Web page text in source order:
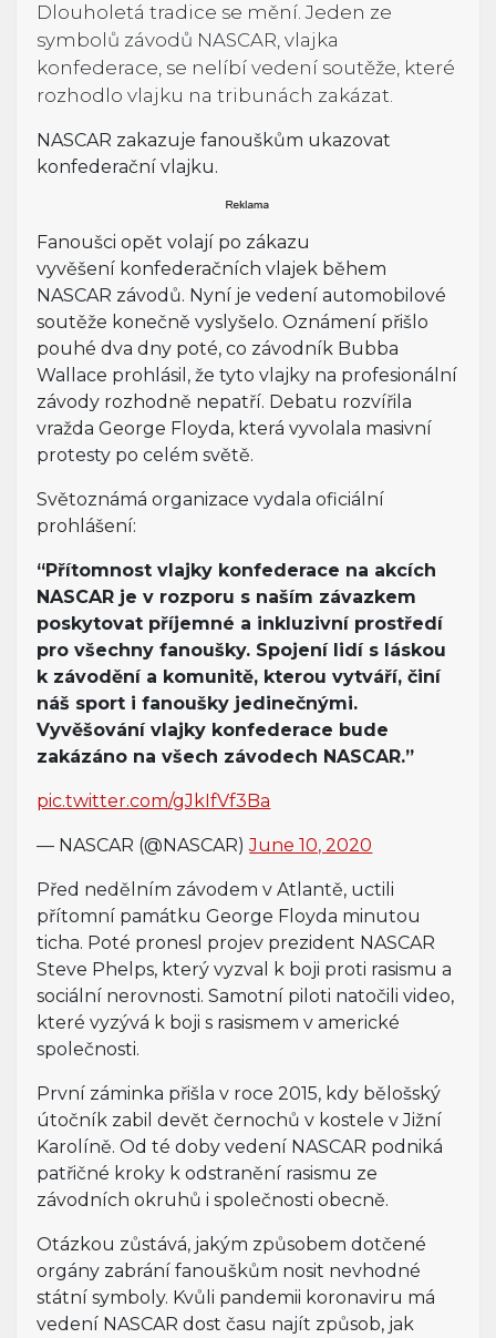
Dlouholetá tradice se mění. Jeden ze
symbolů závodů NASCAR, vlajka
konfederace, se nelíbí vedení soutěže, které
rozhodlo vlajku na tribunách zakázat.
NASCAR zakazuje fanouškům ukazovat
konfederační vlajku.
Fanoušci opět volají po zákazu
vyvěšení konfederačních vlajek během
NASCAR závodů. Nyní je vedení automobilové
soutěže konečně vyslyšelo. Oznámení přišlo
pouhé dva dny poté, co závodník Bubba
Wallace prohlásil, že tyto vlajky na profesionální
závody rozhodně nepatří. Debatu rozvířila
vražda George Floyda, která vyvolala masivní
protesty po celém světě.
Světoznámá organizace vydala oficiální
prohlášení:
“Přítomnost vlajky konfederace na akcích
NASCAR je v rozporu s naším závazkem
poskytovat příjemné a inkluzivní prostředí
pro všechny fanoušky. Spojení lidí s láskou
k závodění a komunitě, kterou vytváří, činí
náš sport i fanoušky jedinečnými.
Vyvěšování vlajky konfederace bude
zakázáno na všech závodech NASCAR.”
pic.twitter.com/gJkIfVf3Ba
— NASCAR (@NASCAR)June 10, 2020
Před nedělním závodem v Atlantě, uctili
přítomní památku George Floyda minutou
ticha. Poté pronesl projev prezident NASCAR
Steve Phelps, který vyzval k boji proti rasismu a
sociální nerovnosti. Samotní piloti natočili video,
které vyzývá k boji s rasismem v americké
společnosti.
První záminka přišla v roce 2015, kdy bělošský
útočník zabil devět černochů v kostele v Jižní
Karolíně. Od té doby vedení NASCAR podniká
patřičné kroky k odstranění rasismu ze
závodních okruhů i společnosti obecně.
Otázkou zůstává, jakým způsobem dotčené
orgány zabrání fanouškům nosit nevhodné
státní symboly. Kvůli pandemii koronaviru má
vedení NASCAR dost času najít způsob, jak